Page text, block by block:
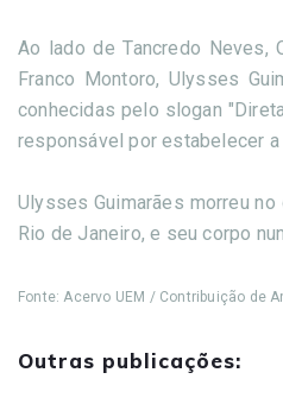
Ao lado de Tancredo Neves,
Franco Montoro, Ulysses
conhecidas pelo slogan
responsável por estabelecer
Ulysses Guimarães morreu
Rio de Janeiro, e seu corpo
Fonte: Acervo UEM / Contribuição de
Outras publicações: